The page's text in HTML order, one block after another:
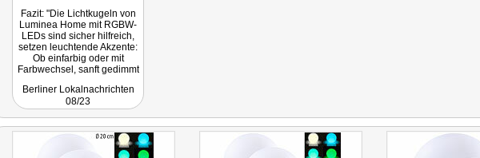
Fazit: "Die Lichtkugeln von
Luminea Home mit RGBW-
LEDs sind sicher hilfreich,
setzen leuchtende Akzente:
Ob einfarbig oder mit
Farbwechsel, sanft gedimmt
das Licht Lichtkugel hilft die
Dunkelheit zu verbannen.
Stromanschluss dank Akku."
Berliner Lokalnachrichten
08/23